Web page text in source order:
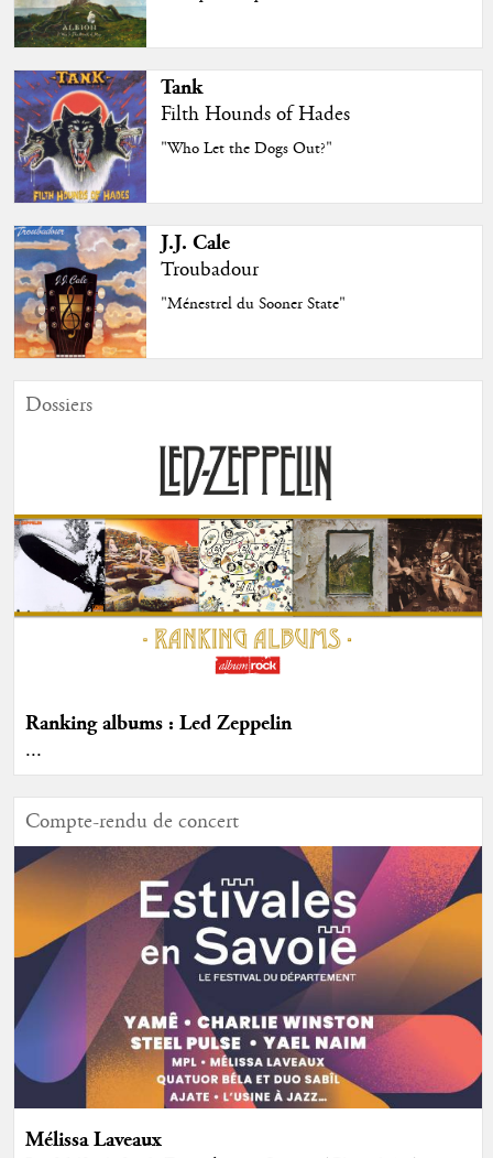
Tank
Filth Hounds of Hades
"Who Let the Dogs Out?"
J.J. Cale
Troubadour
"Ménestrel du Sooner State"
Dossiers
Ranking albums : Led Zeppelin
...
Compte-rendu de concert
Mélissa Laveaux